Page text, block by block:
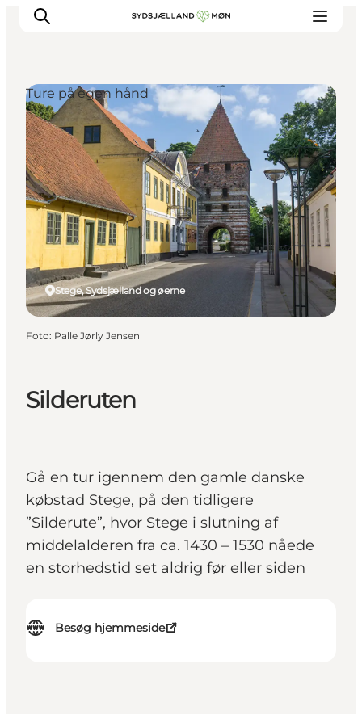
Oplev
Byer og steder
Events
Spis
Overnat
Planlæg din tur
Silderuten
Gå en tur igennem den gamle danske
købstad Stege, på den tidligere
”Silderute”, hvor Stege i slutning af
middelalderen fra ca. 1430 – 1530 nåede
en storhedstid set aldrig før eller siden
Besøg hjemmeside
Stege, Sydsjælland og øerne
Ture på egen hånd
Foto: Palle Jørly Jensen